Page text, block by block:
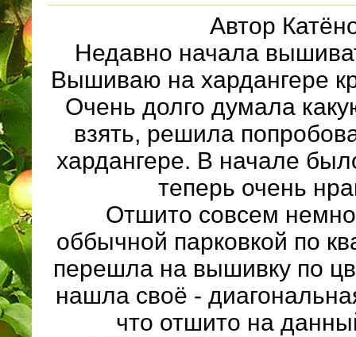
Автор
Недавно начала
Вышиваю на хардангере
Очень долго думала
взять, решила
хардангере. В начале
теперь очень
Отшито совсем
оббычной парковкой по
перешла на вышивку по
нашла своё -
что отшито на